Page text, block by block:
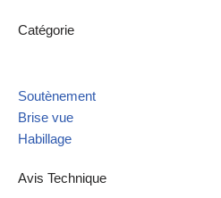
Catégorie
Soutènement
Brise vue
Habillage
Avis Technique